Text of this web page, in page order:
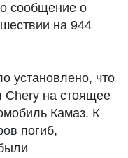
сообщение о
на 944
установлено, что
Chery на стоящее
Камаз. К
погиб,